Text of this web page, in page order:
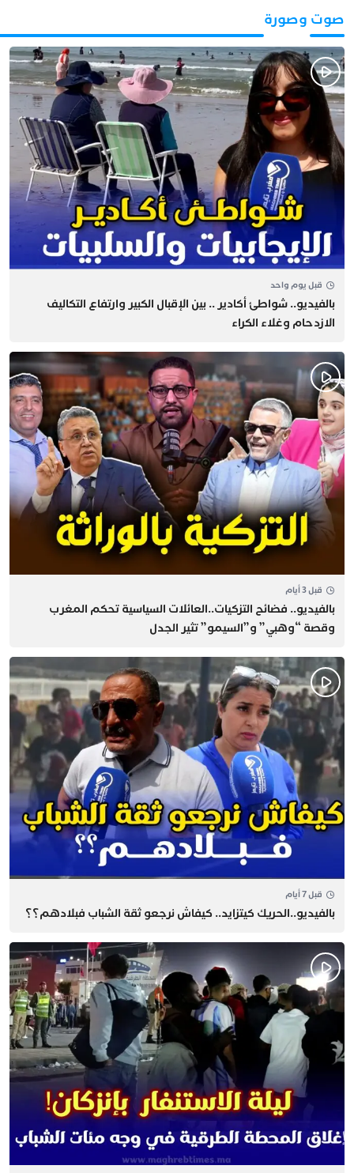
صوت وصورة
قبل يوم واحد
بالفيديو.. شواطئ أكادير .. بين الإقبال الكبير وارتفاع التكاليف
الازدحام وغلاء الكراء
قبل 3 أيام
بالفيديو.. فضائح التزكيات..العائلات السياسية تحكم المغرب
وقصة “وهبي” و”السيمو” تثير الجدل
قبل 7 أيام
بالفيديو..الحريك كيتزايد.. كيفاش نرجعو ثقة الشباب فبلادهم؟؟